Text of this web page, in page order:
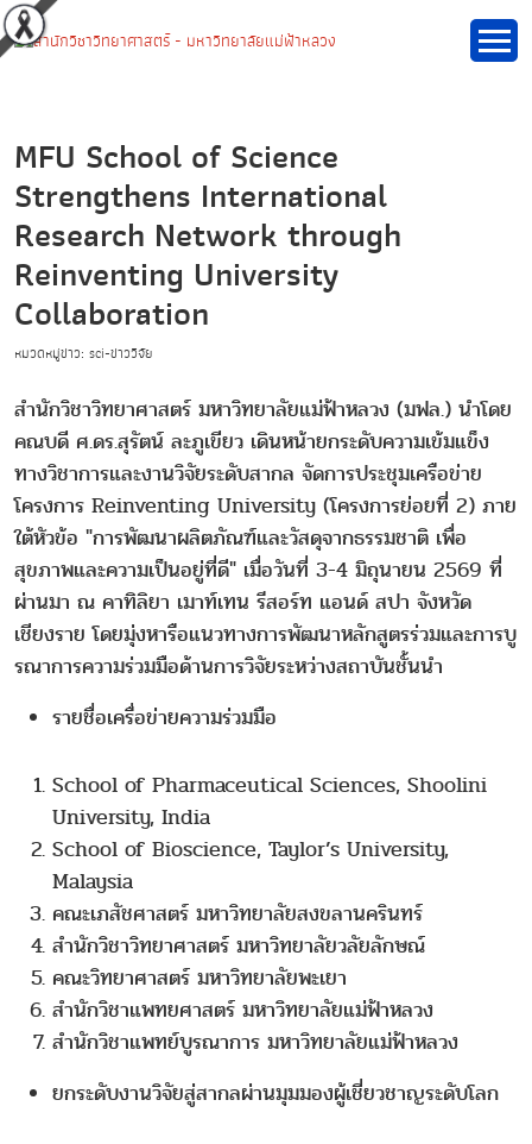
MFU School of Science
Strengthens International
Research Network through
Reinventing University
Collaboration
หมวดหมู่ข่าว: sci-ข่าววิจัย
สำนักวิชาวิทยาศาสตร์ มหาวิทยาลัยแม่ฟ้าหลวง (มฟล.) นำโดย
คณบดี ศ.ดร.สุรัตน์ ละภูเขียว เดินหน้ายกระดับความเข้มแข็ง
ทางวิชาการและงานวิจัยระดับสากล จัดการประชุมเครือข่าย
โครงการ Reinventing University (โครงการย่อยที่ 2) ภาย
ใต้หัวข้อ "การพัฒนาผลิตภัณฑ์และวัสดุจากธรรมชาติ เพื่อ
สุขภาพและความเป็นอยู่ที่ดี" เมื่อวันที่ 3-4 มิถุนายน 2569 ที่
ผ่านมา ณ คาทิลิยา เมาท์เทน รีสอร์ท แอนด์ สปา จังหวัด
เชียงราย โดยมุ่งหารือแนวทางการพัฒนาหลักสูตรร่วมและการบู
รณาการความร่วมมือด้านการวิจัยระหว่างสถาบันชั้นนำ
รายชื่อเครื่อข่ายความร่วมมือ
School of Pharmaceutical Sciences, Shoolini
University, India
School of Bioscience, Taylor’s University,
Malaysia
คณะเภสัชศาสตร์ มหาวิทยาลัยสงขลานครินทร์
สำนักวิชาวิทยาศาสตร์ มหาวิทยาลัยวลัยลักษณ์
คณะวิทยาศาสตร์ มหาวิทยาลัยพะเยา
สำนักวิชาแพทยศาสตร์ มหาวิทยาลัยแม่ฟ้าหลวง
สำนักวิชาแพทย์บูรณาการ มหาวิทยาลัยแม่ฟ้าหลวง
ยกระดับงานวิจัยสู่สากลผ่านมุมมองผู้เชี่ยวชาญระดับโลก